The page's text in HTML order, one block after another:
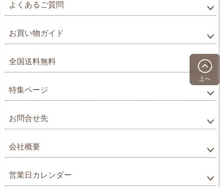
上へ
よくあるご質問
お買い物ガイド
全国送料無料
特集ページ
お問合せ先
会社概要
営業日カレンダー